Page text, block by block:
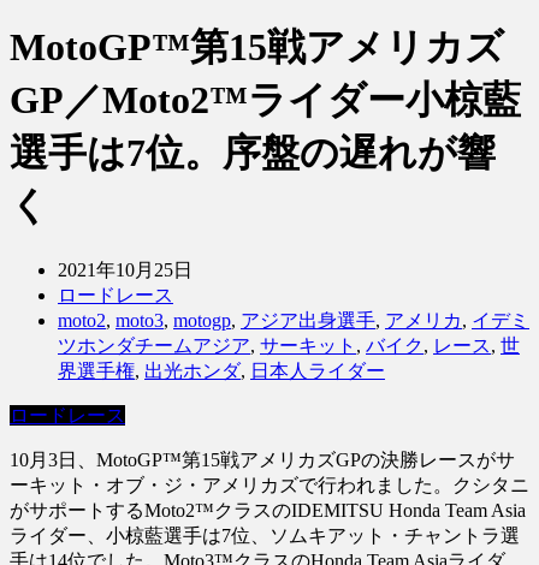
MotoGP™第15戦アメリカズ
GP／Moto2™ライダー小椋藍
選手は7位。序盤の遅れが響
く
2021年10月25日
ロードレース
moto2, moto3, motogp, アジア出身選手, アメリカ, イデミ
ツホンダチームアジア, サーキット , バイク, レース, 世
界選手権, 出光ホンダ, 日本人ライダー
ロードレース
10月3日、MotoGP™第15戦アメリカズGPの決勝レースがサ
ーキット・オブ・ジ・アメリカズで行われました。クシタニ
がサポートするMoto2™クラスのIDEMITSU Honda Team Asia
ライダー、小椋藍選手は7位、ソムキアット・チャントラ選